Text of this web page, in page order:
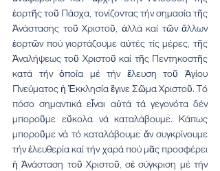
ἑορτῆς τοῦ Πάσχα, τονίζοντας τήν σημασία τῆς
Ἀνάστασης τοῦ Χριστοῦ, ἀλλά καί τῶν ἄλλων
ἑορτῶν πού γιορτάζουμε αὐτές τίς μέρες, τῆς
Ἀναλήψεως τοῦ Χριστοῦ καί τῆς Πεντηκοστῆς
κατά τήν ὁποία μέ τήν ἔλευση τοῦ Ἁγίου
Πνεύματος ἡ Ἐκκλησία ἔγινε Σῶμα Χριστοῦ. Τό
πόσο σημαντικά εἶναι αὐτά τά γεγονότα δέν
μποροῦμε εὔκολα νά καταλάβουμε. Κάπως
μποροῦμε νά τό καταλάβουμε ἄν συγκρίνουμε
τήν ἐλευθερία καί τήν χαρά πού μᾶς προσφέρει
ἡ Ἀνάσταση τοῦ Χριστοῦ, σἐ σύγκριση μέ τήν